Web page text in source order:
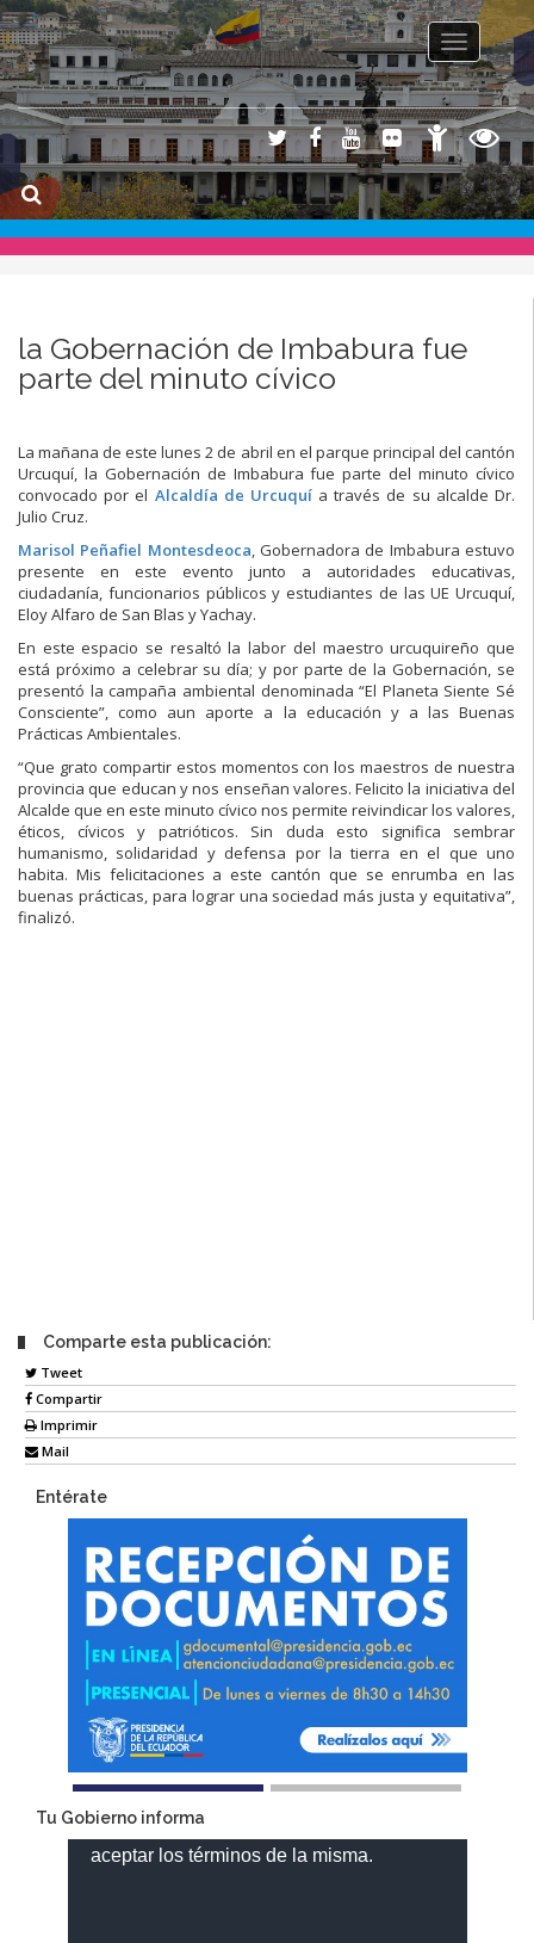
Toggle
la Gobernación de Imbabura fue
parte del minuto cívico
La mañana de este lunes 2 de abril en el parque principal del cantón
Urcuquí, la Gobernación de Imbabura fue parte del minuto cívico
convocado por el Alcaldía de Urcuquía través de su alcalde Dr.
Julio Cruz.
Marisol Peñafiel Montesdeoca, Gobernadora de Imbabura estuvo
presente en este evento junto a autoridades educativas,
ciudadanía, funcionarios públicos y estudiantes de las UE Urcuquí,
Eloy Alfaro de San Blas y Yachay.
En este espacio se resaltó la labor del maestro urcuquireño que
está próximo a celebrar su día; y por parte de la Gobernación, se
presentó la campaña ambiental denominada “El Planeta Siente Sé
Consciente”, como aun aporte a la educación y a las Buenas
Prácticas Ambientales.
“Que grato compartir estos momentos con los maestros de nuestra
provincia que educan y nos enseñan valores. Felicito la iniciativa del
Alcalde que en este minuto cívico nos permite reivindicar los valores,
éticos, cívicos y patrióticos. Sin duda esto significa sembrar
humanismo, solidaridad y defensa por la tierra en el que uno
habita. Mis felicitaciones a este cantón que se enrumba en las
buenas prácticas, para lograr una sociedad más justa y equitativa”,
finalizó.
Comparte esta publicación:
Tweet
Compartir
Imprimir
Mail
Entérate
Tu Gobierno informa